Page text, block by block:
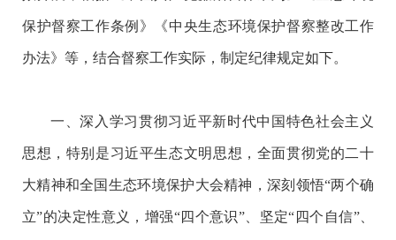
保护督察工作条例》《中央生态环境保护督察整改工作
办法》等，结合督察工作实际，制定纪律规定如下。
一、深入学习贯彻习近平新时代中国特色社会主义
思想，特别是习近平生态文明思想，全面贯彻党的二十
大精神和全国生态环境保护大会精神，深刻领悟“两个确
立”的决定性意义，增强“四个意识”、坚定“四个自信”、